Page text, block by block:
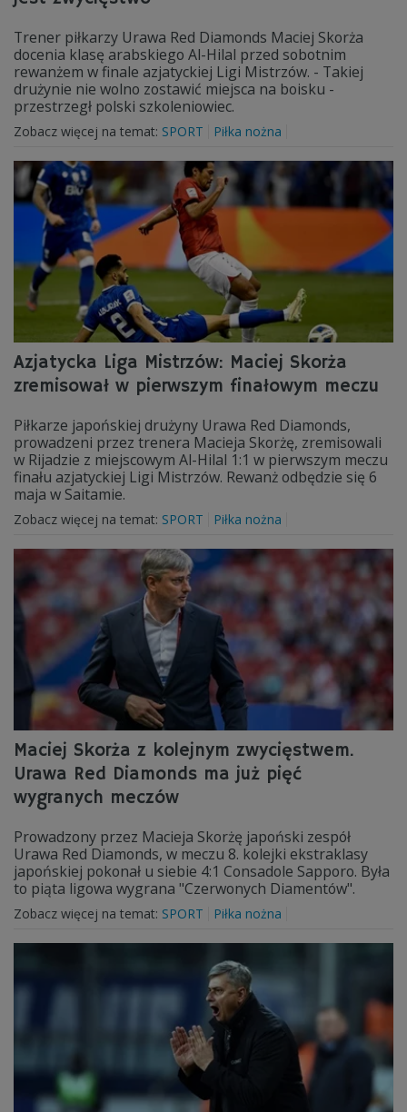
Trener piłkarzy Urawa Red Diamonds Maciej Skorża
docenia klasę arabskiego Al-Hilal przed sobotnim
rewanżem w finale azjatyckiej Ligi Mistrzów. - Takiej
drużynie nie wolno zostawić miejsca na boisku -
przestrzegł polski szkoleniowiec.
Zobacz więcej na temat: SPORT Piłka nożna
Azjatycka Liga Mistrzów: Maciej Skorża
zremisował w pierwszym finałowym meczu
Piłkarze japońskiej drużyny Urawa Red Diamonds,
prowadzeni przez trenera Macieja Skorżę, zremisowali
w Rijadzie z miejscowym Al-Hilal 1:1 w pierwszym meczu
finału azjatyckiej Ligi Mistrzów. Rewanż odbędzie się 6
maja w Saitamie.
Zobacz więcej na temat: SPORT Piłka nożna
Maciej Skorża z kolejnym zwycięstwem.
Urawa Red Diamonds ma już pięć
wygranych meczów
Prowadzony przez Macieja Skorżę japoński zespół
Urawa Red Diamonds, w meczu 8. kolejki ekstraklasy
japońskiej pokonał u siebie 4:1 Consadole Sapporo. Była
to piąta ligowa wygrana "Czerwonych Diamentów".
Zobacz więcej na temat: SPORT Piłka nożna